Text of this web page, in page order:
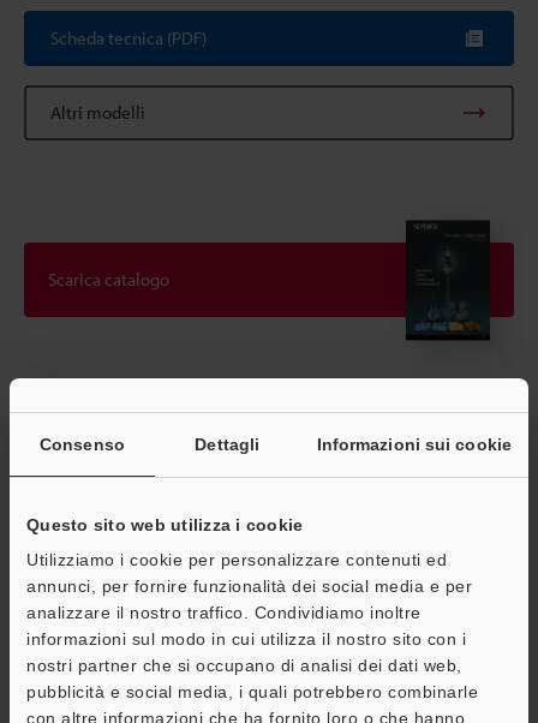
Consenso Dettagli Informazioni sui cookie
Questo sito web utilizza i cookie
Utilizziamo i cookie per personalizzare contenuti ed
annunci, per fornire funzionalità dei social media e per
analizzare il nostro traffico. Condividiamo inoltre
informazioni sul modo in cui utilizza il nostro sito con i
nostri partner che si occupano di analisi dei dati web,
pubblicità e social media, i quali potrebbero combinarle
con altre informazioni che ha fornito loro o che hanno
Scheda tecnica (PDF)
Altri modelli
Scarica catalogo
Scheda tecnica (PDF)
CAD / CAE
Manuali
Software
Consulenza
Chiedi dimostrazione